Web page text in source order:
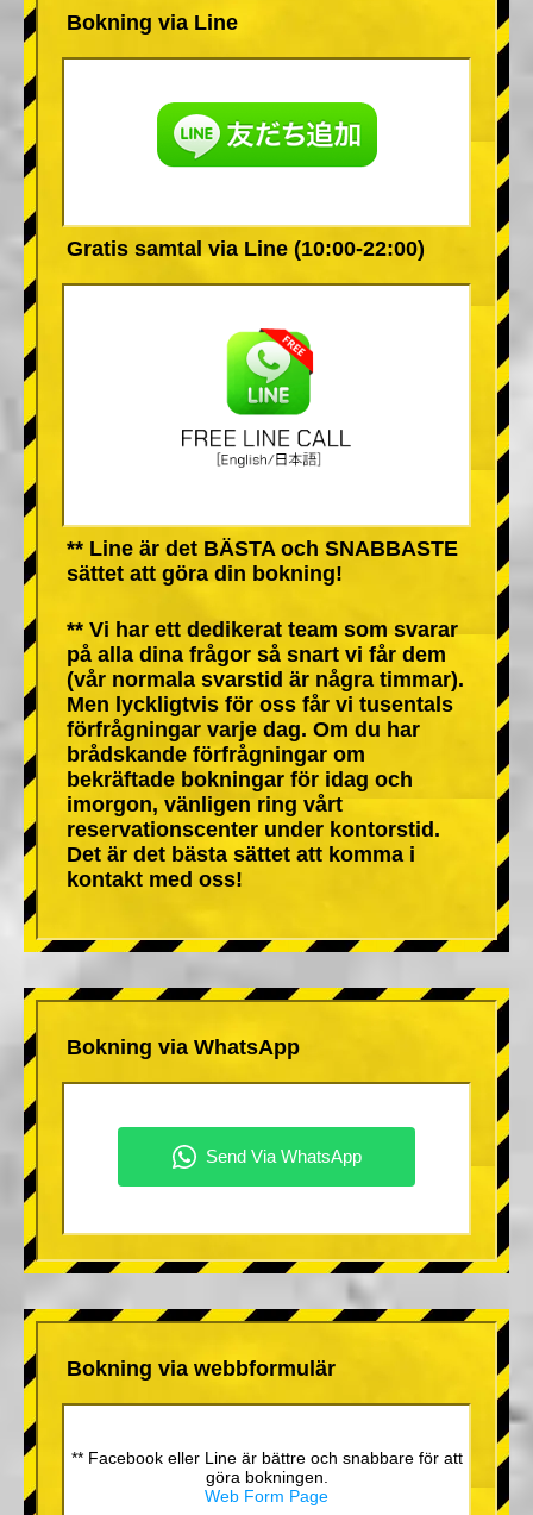
Bokning via Line
Gratis samtal via Line (10:00-22:00)
** Line är det BÄSTA och SNABBASTE
sättet att göra din bokning!
** Vi har ett dedikerat team som svarar
på alla dina frågor så snart vi får dem
(vår normala svarstid är några timmar).
Men lyckligtvis för oss får vi tusentals
förfrågningar varje dag. Om du har
brådskande förfrågningar om
bekräftade bokningar för idag och
imorgon, vänligen ring vårt
reservationscenter under kontorstid.
Det är det bästa sättet att komma i
kontakt med oss!
Bokning via WhatsApp
Bokning via webbformulär
** Facebook eller Line är bättre och snabbare för att
göra bokningen.
Web Form Page